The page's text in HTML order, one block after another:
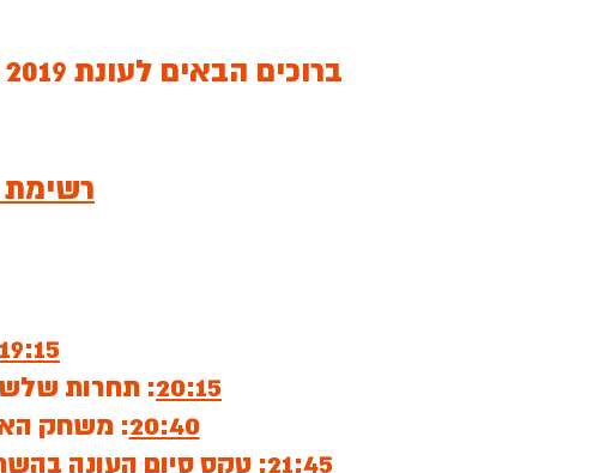
ברוכים הבאים לעונת 2019 של ליגת ראשון לציון בכדורסל אולמות ע"ש אורנתן מוטעי
רשימת
19:15
20:15: תחרות
20:40: משחק
21:45: טקס סיום העונה